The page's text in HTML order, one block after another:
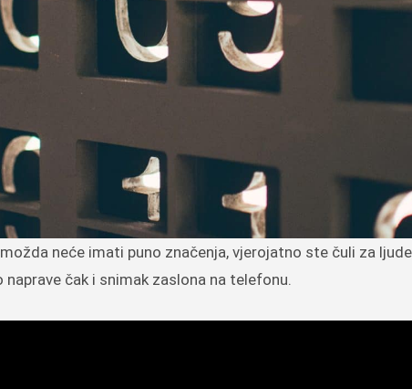
možda neće imati puno značenja, vjerojatno ste čuli za
čak i snimak zaslona na telefonu.